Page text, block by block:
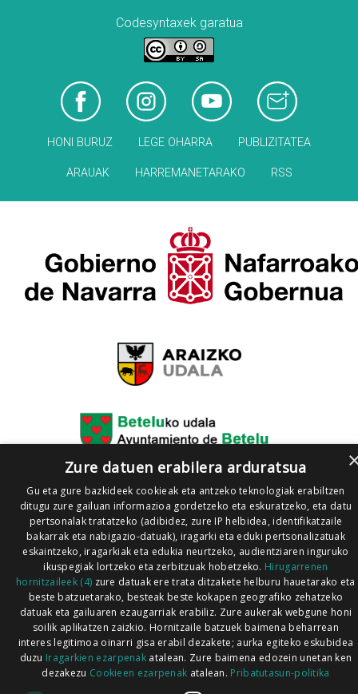
Codesyntaxek garatua
HONI BURUZ LEGE OHARRA PUBLIZITATEA
ARAUAK HARREMANETARAKO RSS
Zure datuen erabilera arduratsua
Gu eta gure bazkideek cookieak eta antzeko teknologiak erabiltzen
ditugu zure gailuan informazioa gordetzeko eta eskuratzeko, eta datu
pertsonalak tratatzeko (adibidez, zure IP helbidea, identifikatzaile
bakarrak eta nabigazio-datuak), iragarki eta eduki pertsonalizatuak
eskaintzeko, iragarkiak eta edukia neurtzeko, audientziaren inguruko
ikuspegiak lortzeko eta zerbitzuak hobetzeko. Hirugarrenen
hornitzaileek (4) zure datuak ere trata ditzakete helburu hauetarako eta
beste batzuetarako, besteak beste kokapen geografiko zehatzeko
datuak eta gailuaren ezaugarriak erabiliz. Zure aukerak webgune honi
soilik aplikatzen zaizkio. Hornitzaile batzuek baimena beharrean
interes legitimoa oinarri gisa erabil dezakete; aurka egiteko eskubidea
duzu Iragarkien ezarpenak atalean. Zure baimena edozein unetan ken
dezakezu Cookieen ezarpenak atalean. Pribatutasun-politika